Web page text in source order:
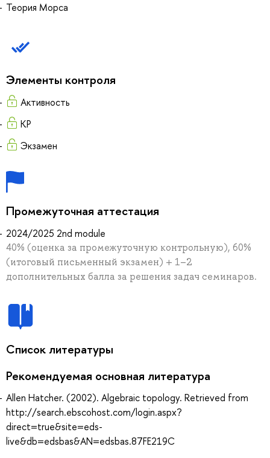
Теория Морса
Элементы контроля
Активность
КР
Экзамен
Промежуточная аттестация
2024/2025 2nd module
40% (оценка за промежуточную контрольную), 60%
(итоговый письменный экзамен) + 1–2
дополнительных балла за решения задач семинаров.
Список литературы
Рекомендуемая основная литература
Allen Hatcher. (2002). Algebraic topology. Retrieved from
http://search.ebscohost.com/login.aspx?
direct=true&site=eds-
live&db=edsbas&AN=edsbas.87FE219C